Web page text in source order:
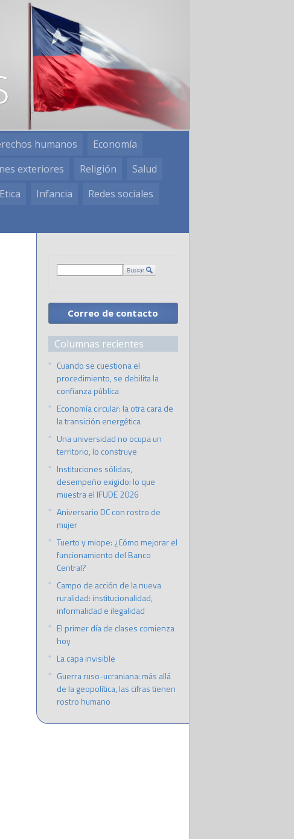
humanos
Economía
exteriores Religión
Salud
Etica Infancia
Redes sociales
Correo de contacto
Columnas recientes
Cuando se cuestiona el
procedimiento, se debilita la
confianza pública
Economía circular: la otra cara de
la transición energética
Una universidad no ocupa un
territorio, lo construye
Instituciones sólidas,
desempeño exigido: lo que
muestra el IFUDE 2026
Aniversario DC con rostro de
mujer
Tuerto y miope: ¿Cómo mejorar el
funcionamiento del Banco
Central?
Campo de acción de la nueva
ruralidad: institucionalidad,
informalidad e ilegalidad
El primer día de clases comienza
hoy
La capa invisible
Guerra ruso-ucraniana: más allá
de la geopolítica, las cifras tienen
rostro humano